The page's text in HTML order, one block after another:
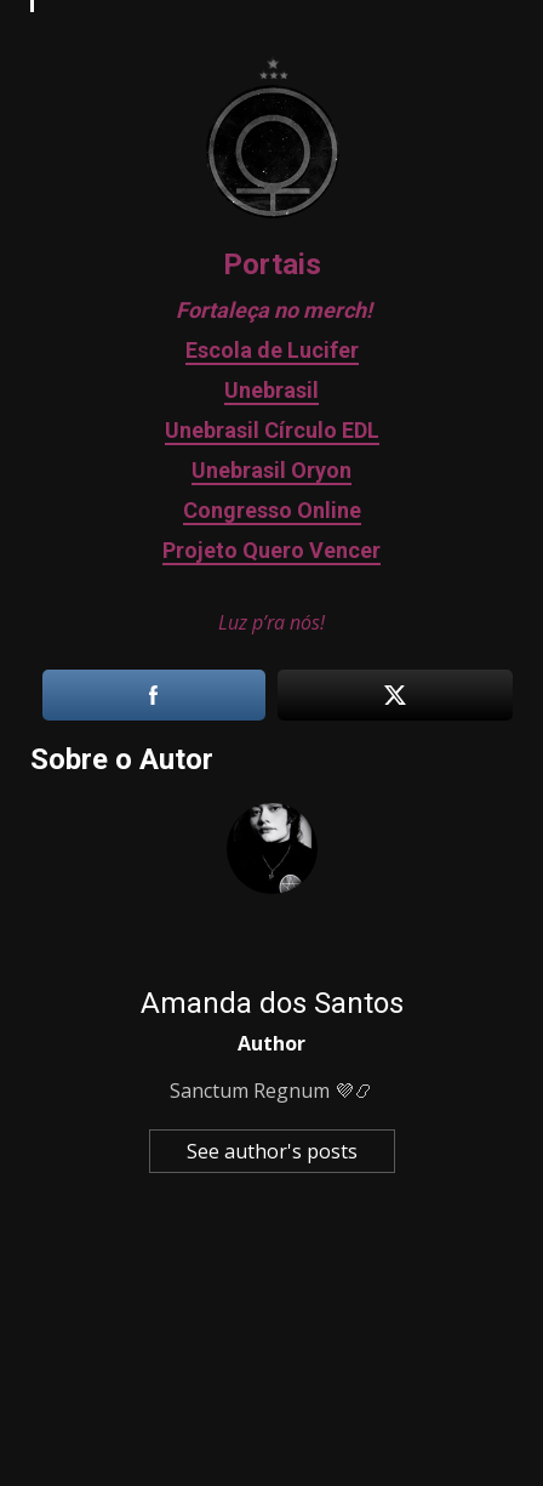
Portais
Fortaleça no merch!
Escola de Lucifer
Unebrasil
Unebrasil Círculo EDL
Unebrasil Oryon
Congresso Online
Projeto Quero Vencer
Luz p’ra nós!
Sobre o Autor
Amanda dos Santos
Author
Sanctum Regnum 💜📿
See author's posts